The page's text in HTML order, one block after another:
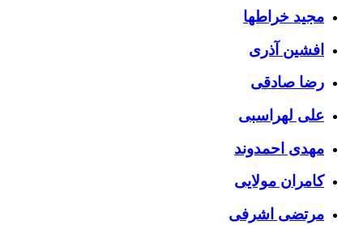
مجید خراطها
افشین آذری
رضا صادقی
علی لهراسبی
مهدی احمدوند
کامران مولایی
مرتضی اشرفی